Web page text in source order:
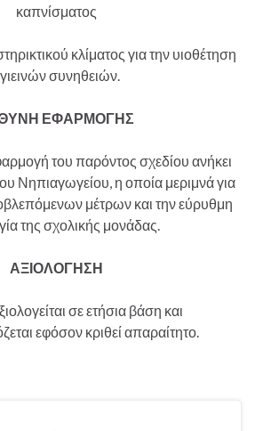
καπνίσματος
κλίματος για την υιοθέτηση
συνηθειών.
ΕΦΑΡΜΟΓΗΣ
του παρόντος σχεδίου ανήκει
Νηπιαγωγείου, η οποία μεριμνά για
μέτρων και την εύρυθμη
της σχολικής μονάδας.
ΑΞΙΟΛΟΓΗΣΗ
σε ετήσια βάση και
εφόσον κριθεί απαραίτητο.